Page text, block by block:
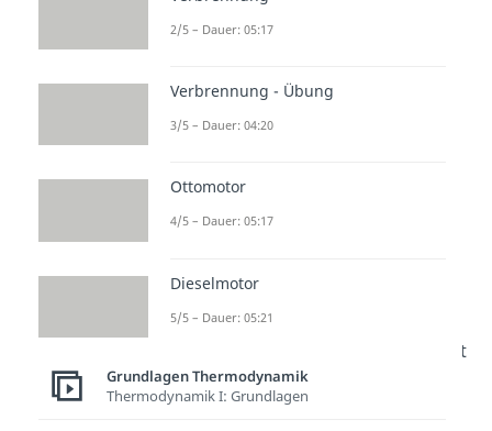
Druckänderungsarbeit
DieDruckänderungsarbeit
(reversible technische Arbeit)
mit
folgender Formel berechnen:
2/5 – Dauer: 05:17
Verbrennung - Übung
3/5 – Dauer: 04:20
Ottomotor
4/5 – Dauer: 05:17
Dieselmotor
5/5 – Dauer: 05:21
Grundlagen Thermodynamik
Thermodynamik I: Grundlagen